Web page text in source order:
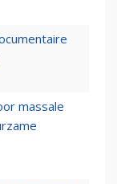
massale